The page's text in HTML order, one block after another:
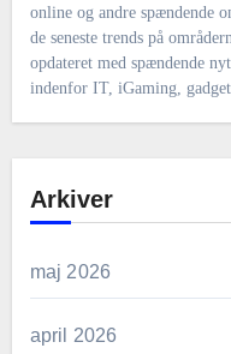
online og andre spændende
de seneste trends på
opdateret med spændende
indenfor IT, iGaming,
Arkiver
maj 2026
april 2026